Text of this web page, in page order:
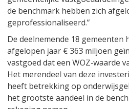
de benchmark hebben zich
geprofessionaliseerd.”
De deelnemende 18 gemeenten
afgelopen jaar € 363 miljoen
vastgoed dat een WOZ-waarde
Het merendeel van deze
heeft betrekking op
het grootste aandeel in de